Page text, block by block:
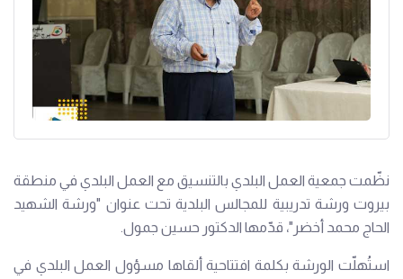
نظّمت جمعية العمل البلدي بالتنسيق مع العمل البلدي في منطقة
بيروت ورشة تدريبية للمجالس البلدية تحت عنوان "ورشة الشهيد
الحاج محمد أخضر"، قدّمها الدكتور حسين جمول.
استُهلّت الورشة بكلمة افتتاحية ألقاها مسؤول العمل البلدي في